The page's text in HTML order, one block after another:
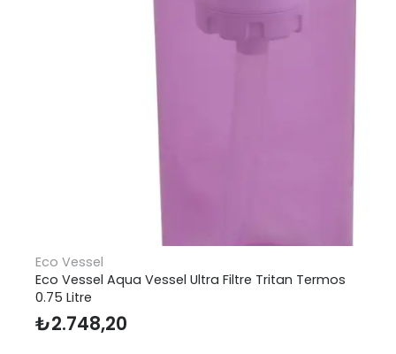
Eco Vessel
Eco Vessel Aqua Vessel Ultra Filtre Tritan Termos
0.75 Litre
₺2.748,20